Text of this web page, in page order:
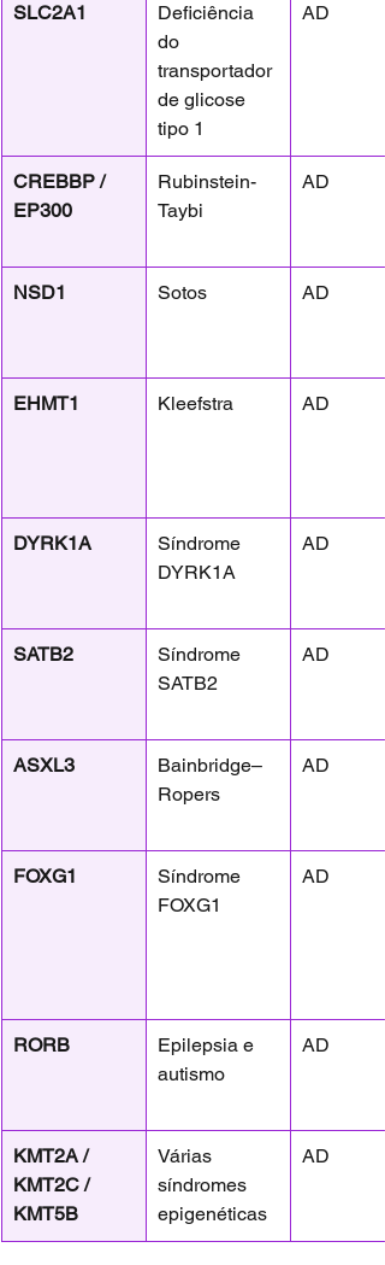
SLC2A1
Deficiência
do
transportador
de glicose
tipo 1
AD
CREBBP /
EP300
Rubinstein-
Taybi
AD
NSD1 Sotos AD
EHMT1 Kleefstra AD
DYRK1A
Síndrome
DYRK1A
AD
SATB2
Síndrome
SATB2
AD
ASXL3
Bainbridge–
Ropers
AD
FOXG1
Síndrome
FOXG1
AD
RORB
Epilepsia e
autismo
AD
KMT2A /
KMT2C /
KMT5B
Várias
síndromes
epigenéticas
AD